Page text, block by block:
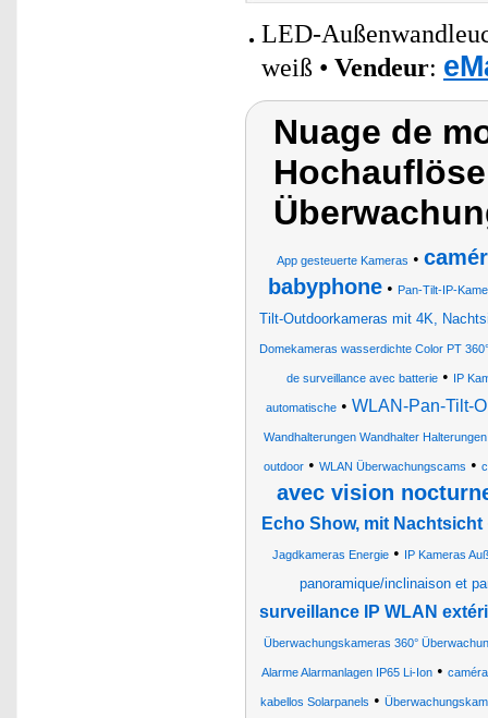
LED-
weiß • Vendeur:
Nuage de
App gesteuerte Kameras •
babyphone• Pan-Tilt-IP-
Tilt-Outdoorkameras mit 4K,
Domekameras wasserdichte Color PT
de surveillance avec batterie • IP
automatische• WLAN-Pan-Tilt-
Wandhalterungen Wandhalter
outdoor• WLAN Überwachungscams •
avec vision
Echo Show, mit Nachtsicht
Jagdkameras Energie• IP Kameras
panoramique/inclinaison et
surveillance IP WLAN
Überwachungskameras 360°
Alarme Alarmanlagen IP65 Li-Ion •
kabellos Solarpanels •